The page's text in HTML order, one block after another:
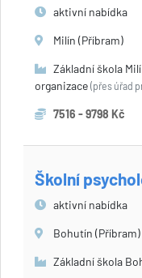
aktivní nabídka
Milín (Příbram)
Základní škola
organizace (přes úřad
7516 - 9798 Kč
Školní
aktivní nabídka
Bohutín (Příbram)
Základní škola